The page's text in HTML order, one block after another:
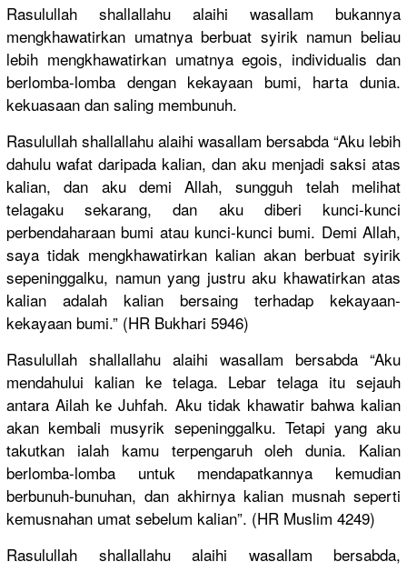
Rasulullah shallallahu alaihi wasallam bukannya
mengkhawatirkan umatnya berbuat syirik namun beliau
lebih mengkhawatirkan umatnya egois, individualis dan
berlomba-lomba dengan kekayaan bumi, harta dunia.
kekuasaan dan saling membunuh.
Rasulullah shallallahu alaihi wasallam bersabda “Aku lebih
dahulu wafat daripada kalian, dan aku menjadi saksi atas
kalian, dan aku demi Allah, sungguh telah melihat
telagaku sekarang, dan aku diberi kunci-kunci
perbendaharaan bumi atau kunci-kunci bumi. Demi Allah,
saya tidak mengkhawatirkan kalian akan berbuat syirik
sepeninggalku, namun yang justru aku khawatirkan atas
kalian adalah kalian bersaing terhadap kekayaan-
kekayaan bumi.” (HR Bukhari 5946)
Rasulullah shallallahu alaihi wasallam bersabda “Aku
mendahului kalian ke telaga. Lebar telaga itu sejauh
antara Ailah ke Juhfah. Aku tidak khawatir bahwa kalian
akan kembali musyrik sepeninggalku. Tetapi yang aku
takutkan ialah kamu terpengaruh oleh dunia. Kalian
berlomba-lomba untuk mendapatkannya kemudian
berbunuh-bunuhan, dan akhirnya kalian musnah seperti
kemusnahan umat sebelum kalian”. (HR Muslim 4249)
Rasulullah shallallahu alaihi wasallam bersabda,